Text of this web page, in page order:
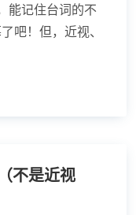
能记住台词的不
吧！但，近视、
不是近视